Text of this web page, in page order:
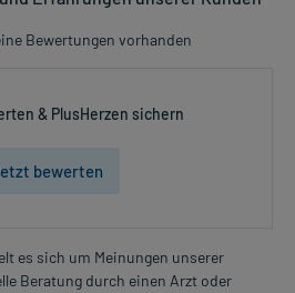
Bewertungen vorhanden
& PlusHerzen sichern
bewerten
es sich um Meinungen unserer
Beratung durch einen Arzt oder